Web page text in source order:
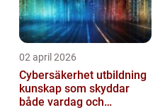
02 april 2026
Cybersäkerhet utbildning
kunskap som skyddar
både vardag och